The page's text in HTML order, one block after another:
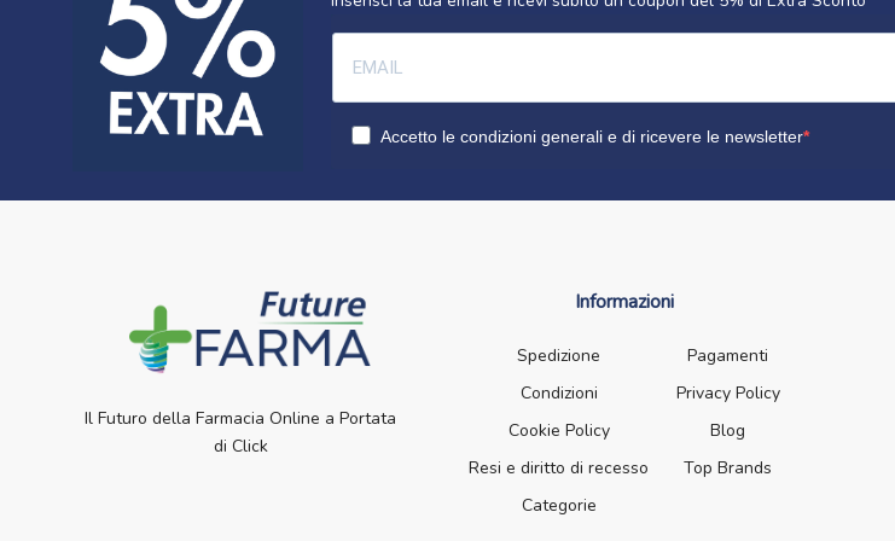
Accetto le condizioni generali e di ricevere le newsletter
Il Futuro della Farmacia Online a Portata
di Click
Informazioni
Spedizione
Pagamenti
Condizioni
Privacy Policy
Cookie Policy
Blog
Resi e diritto di recesso
Top Brands
Categorie